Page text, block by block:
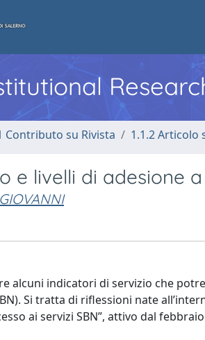
Contributo su Rivista 1.1.2 Articolo
e livelli di adesione a
alcuni indicatori di servizio che
Si tratta di riflessioni nate
ai servizi SBN”, attivo dal